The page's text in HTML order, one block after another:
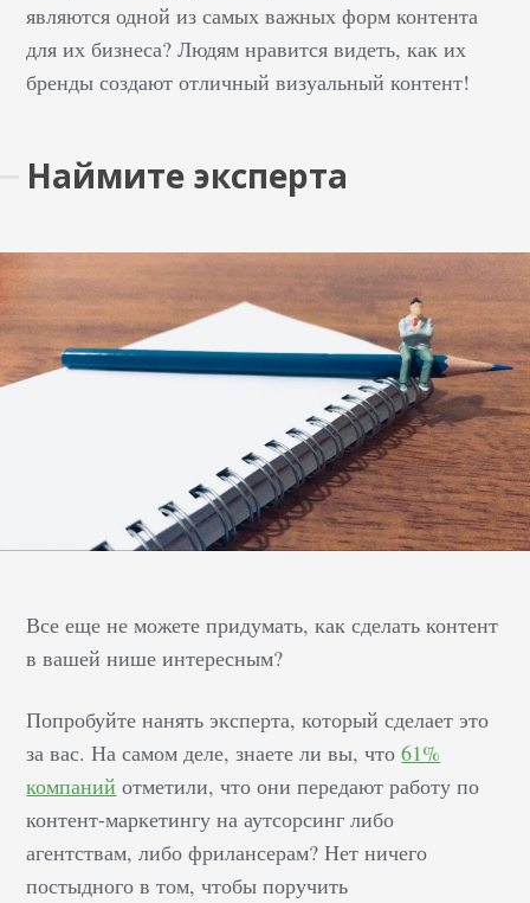
являются одной из самых важных форм контента
для их бизнеса? Людям нравится видеть, как их
бренды создают отличный визуальный контент!
Наймите эксперта
Все еще не можете придумать, как сделать контент
в вашей нише интересным?
Попробуйте нанять эксперта, который сделает это
за вас. На самом деле, знаете ли вы, что61%
компаний отметили, что они передают работу по
контент-маркетингу на аутсорсинг либо
агентствам, либо фрилансерам? Нет ничего
постыдного в том, чтобы поручить